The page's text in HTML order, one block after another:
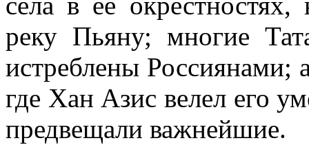
реку Пьяну; многие
истреблены Россиянами;
где Хан Азис велел его
предвещали важнейшие.